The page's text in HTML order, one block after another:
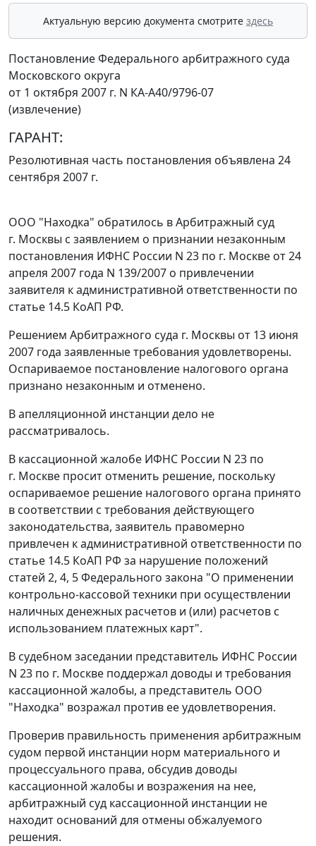
Актуальную версию документа смотрите здесь
Постановление Федерального арбитражного суда
Московского округа
от 1 октября 2007 г. N КА-А40/9796-07
(извлечение)
ГАРАНТ:
Резолютивная часть постановления объявлена 24
сентября 2007 г.
ООО "Находка" обратилось в Арбитражный суд
г. Москвы с заявлением о признании незаконным
постановления ИФНС России N 23 по г. Москве от 24
апреля 2007 года N 139/2007 о привлечении
заявителя к административной ответственности по
статье 14.5 КоАП РФ.
Решением Арбитражного суда г. Москвы от 13 июня
2007 года заявленные требования удовлетворены.
Оспариваемое постановление налогового органа
признано незаконным и отменено.
В апелляционной инстанции дело не
рассматривалось.
В кассационной жалобе ИФНС России N 23 по
г. Москве просит отменить решение, поскольку
оспариваемое решение налогового органа принято
в соответствии с требования действующего
законодательства, заявитель правомерно
привлечен к административной ответственности по
статье 14.5 КоАП РФ за нарушение положений
статей 2, 4, 5Федерального закона "О применении
контрольно-кассовой техники при осуществлении
наличных денежных расчетов и (или) расчетов с
использованием платежных карт".
В судебном заседании представитель ИФНС России
N 23 по г. Москве поддержал доводы и требования
кассационной жалобы, а представитель ООО
"Находка" возражал против ее удовлетворения.
Проверив правильность применения арбитражным
судом первой инстанции норм материального и
процессуального права, обсудив доводы
кассационной жалобы и возражения на нее,
арбитражный суд кассационной инстанции не
находит оснований для отмены обжалуемого
решения.